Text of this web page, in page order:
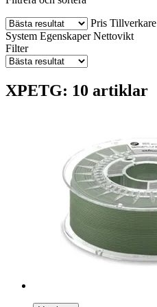
Pris Tillverkare
System Egenskaper Nettovikt
Filter
XPETG: 10 artiklar